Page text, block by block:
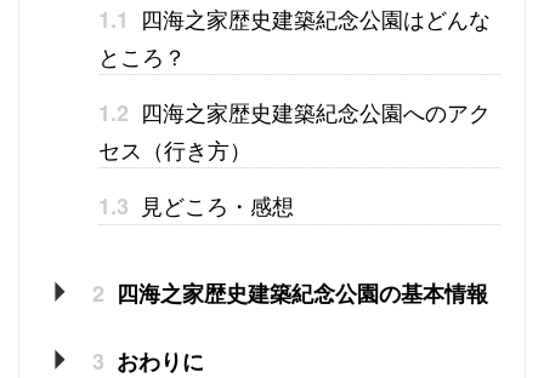
1.1 四海之家歴史建築紀念公園はどんな
ところ？
1.2 四海之家歴史建築紀念公園へのアク
セス（行き方）
1.3 見どころ・感想
2 四海之家歴史建築紀念公園の基本情報
3 おわりに